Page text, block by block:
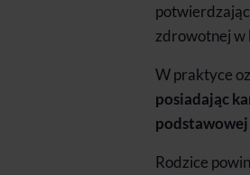
zdrowotnej w
W praktyce
posiadając
podstawowej
Rodzice